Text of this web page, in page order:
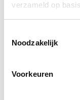
verzameld op
Noodzakelijk
Voorkeuren